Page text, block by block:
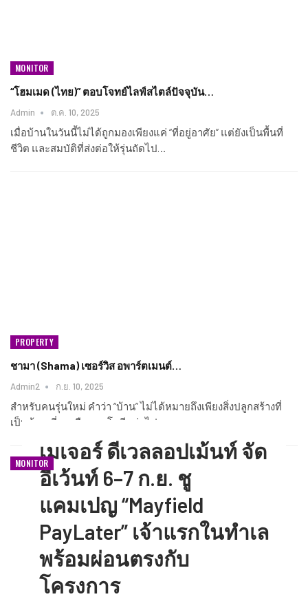
MONITOR
“โฮมเมด (ไทย)” ตอบโจทย์ไลฟ์สไตล์ปัจจุบัน…
Admin ต.ค. 10, 2025
เมื่อบ้านในวันนี้ไม่ได้ถูกมองเพียงแค่ “ที่อยู่อาศัย” แต่ยังเป็นพื้นที่
ชีวิต และสมบัติที่ส่งต่อให้รุ่นถัดไป…
PROPERTY
ชามา (Shama) เซอร์วิส อพาร์ตเมนต์…
Admin2 ก.ย. 10, 2025
สำหรับคนรุ่นใหม่ คำว่า “บ้าน” ไม่ได้หมายถึงเพียงสิ่งปลูกสร้างที่
เป็นบ้านเดี่ยวหรือคอนโดอีกต่อไป…
MONITORเมเจอร์ ดีเวลลอปเม้นท์ จัด
อีเว้นท์ 6–7 ก.ย. ชู
แคมเปญ “Mayfield
PayLater” เจ้าแรกในทำเล
พร้อมผ่อนตรงกับ
โครงการ